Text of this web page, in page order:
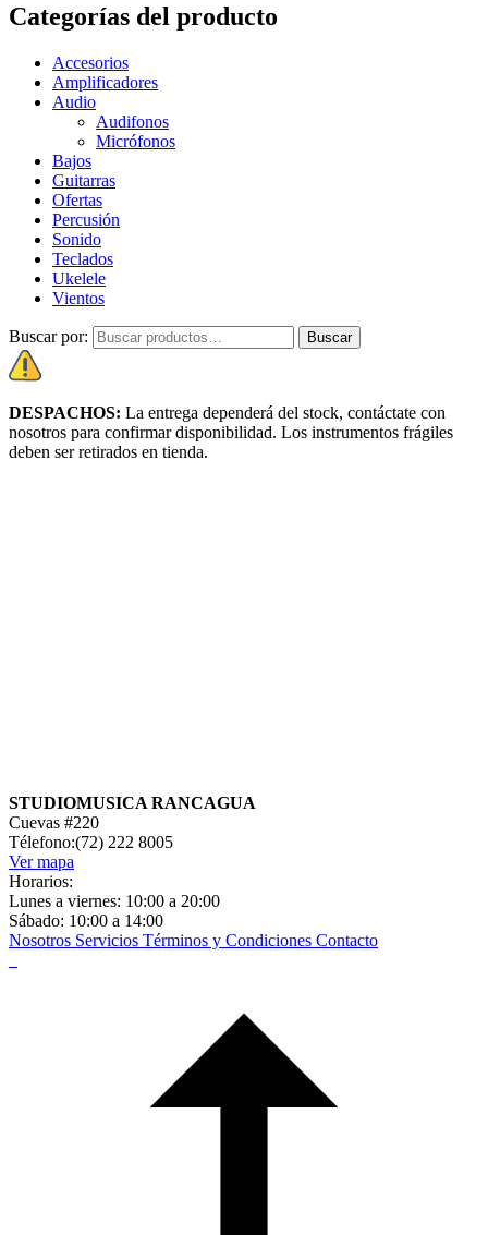
Categorías del producto
Accesorios
Amplificadores
Audio
Audifonos
Micrófonos
Bajos
Guitarras
Ofertas
Percusión
Sonido
Teclados
Ukelele
Vientos
Buscar por: Buscar
DESPACHOS: La entrega dependerá del stock, contáctate con
nosotros para confirmar disponibilidad. Los instrumentos frágiles
deben ser retirados en tienda.
STUDIOMUSICA RANCAGUA
Cuevas #220
Télefono:(72) 222 8005
Ver mapa
Horarios:
Lunes a viernes: 10:00 a 20:00
Sábado: 10:00 a 14:00
Nosotros Servicios Términos y Condiciones Contacto